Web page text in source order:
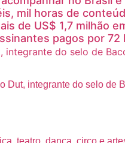
mil horas de
de US$ 1,7 milhão
pagos por
Dut, integrante do selo de
teatro, dança, circo e